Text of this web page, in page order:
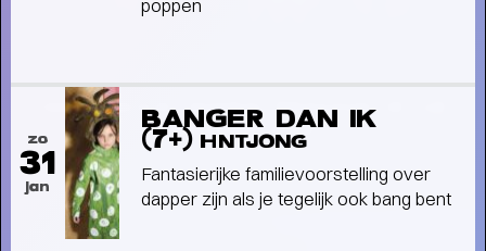
ONTWIKKELINGEN RENOVATIE DE
OOSTERPOORT-
zo
31
jan
BANGER DAN IK
(7+) HNTJONG
Fantasierijke familievoorstelling over
dapper zijn als je tegelijk ook bang bent